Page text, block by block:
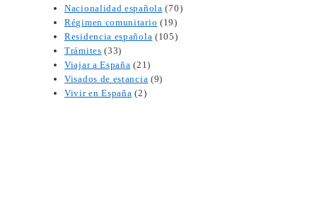
Nacionalidad española (70)
Régimen comunitario (19)
Residencia española (105)
Trámites (33)
Viajar a España (21)
Visados de estancia (9)
Vivir en España (2)